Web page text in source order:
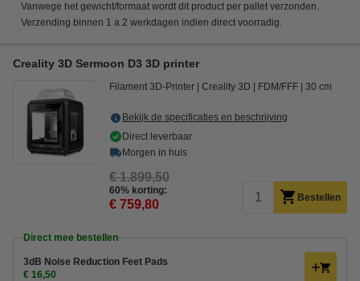
Vanwege het gewicht/formaat wordt dit product per pallet verzonden.
Verzending binnen 1 a 2 werkdagen indien direct voorradig.
Creality 3D Sermoon D3 3D printer
Filament 3D-Printer Creality 3D FDM/FFF 30 cm
Bekijk de specificaties en beschrijving
Direct leverbaar
Morgen in huis
€ 1.899,50
60% korting:
€ 759,80 Bestellen
Direct mee bestellen
3dB Noise Reduction Feet Pads
€ 16,50